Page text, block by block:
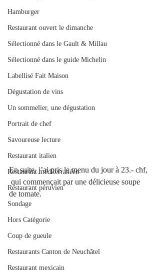
Hamburger
Restaurant ouvert le dimanche
Sélectionné dans le Gault & Millau
Sélectionné dans le guide Michelin
Labellisé Fait Maison
Dégustation de vins
Un sommelier, une dégustation
Portrait de chef
Savoureuse lecture
Restaurant italien
Restaurant méditerranéen
Restaurant péruvien
Sondage
Hors Catégorie
Coup de gueule
Restaurants Canton de Neuchâtel
Restaurant mexicain
En suite, j’ai pris le menu du jour à 23.- chf,
qui commençait par une délicieuse soupe
de tomate.